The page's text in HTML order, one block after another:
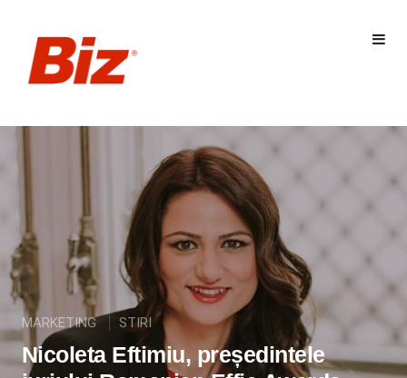
MARKETING STIRI
Nicoleta Eftimiu, președintele